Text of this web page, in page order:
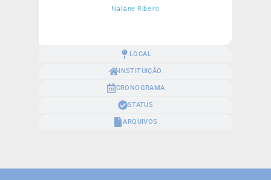
LOCAL
INSTITUIÇÃO
CRONOGRAMA
STATUS
ARQUIVOS
Nailane Ribeiro